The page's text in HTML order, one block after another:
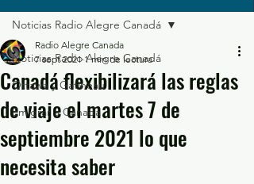
Noticias Radio Alegre Canadá
Ottawa y Gatineau
Emigrar a Canadá
Noticias Radio Alegre Canadá
Canadá flexibilizará las reglas
de viaje el martes 7 de
septiembre 2021 lo que
necesita saber
Radio Alegre Canada
7 sept 2021 1 min de lectura